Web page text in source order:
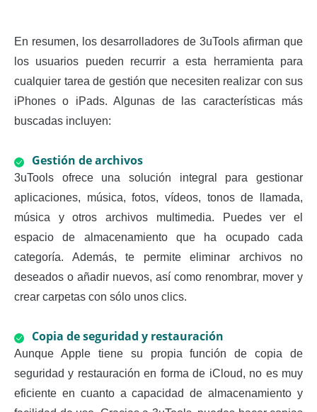
En resumen, los desarrolladores de 3uTools afirman que
los usuarios pueden recurrir a esta herramienta para
cualquier tarea de gestión que necesiten realizar con sus
iPhones o iPads. Algunas de las características más
buscadas incluyen:
Gestión de archivos
3uTools ofrece una solución integral para gestionar
aplicaciones, música, fotos, vídeos, tonos de llamada,
música y otros archivos multimedia. Puedes ver el
espacio de almacenamiento que ha ocupado cada
categoría. Además, te permite eliminar archivos no
deseados o añadir nuevos, así como renombrar, mover y
crear carpetas con sólo unos clics.
Copia de seguridad y restauración
Aunque Apple tiene su propia función de copia de
seguridad y restauración en forma de iCloud, no es muy
eficiente en cuanto a capacidad de almacenamiento y